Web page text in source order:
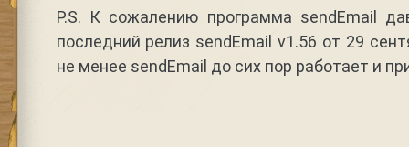
P.S. К сожалению программа sendEmail
последний релиз sendEmail v1.56 от 29
не менее sendEmail до сих пор работает и